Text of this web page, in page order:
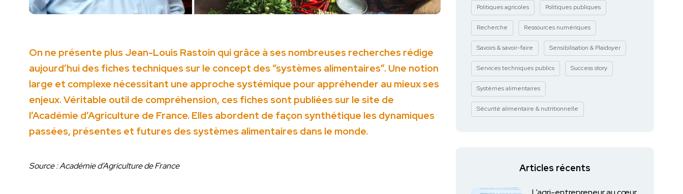
On ne présente plus Jean-Louis Rastoin qui grâce à ses nombreuses recherches rédige
aujourd’hui des fiches techniques sur le concept des “systèmes alimentaires”. Une notion
large et complexe nécessitant une approche systémique pour appréhender au mieux ses
enjeux. Véritable outil de compréhension, ces fiches sont publiées sur le site de
l’Académie d’Agriculture de France. Elles abordent de façon synthétique les dynamiques
passées, présentes et futures des systèmes alimentaires dans le monde.
Source :Académie d’Agriculture de France
Politiques agricoles Politiques publiques
Recherche Ressources numériques
Savoirs & savoir-faire Sensibilisation & Plaidoyer
Services techniques publics Success story
Systèmes alimentaires
Sécurité alimentaire & nutritionnelle
Articles récents